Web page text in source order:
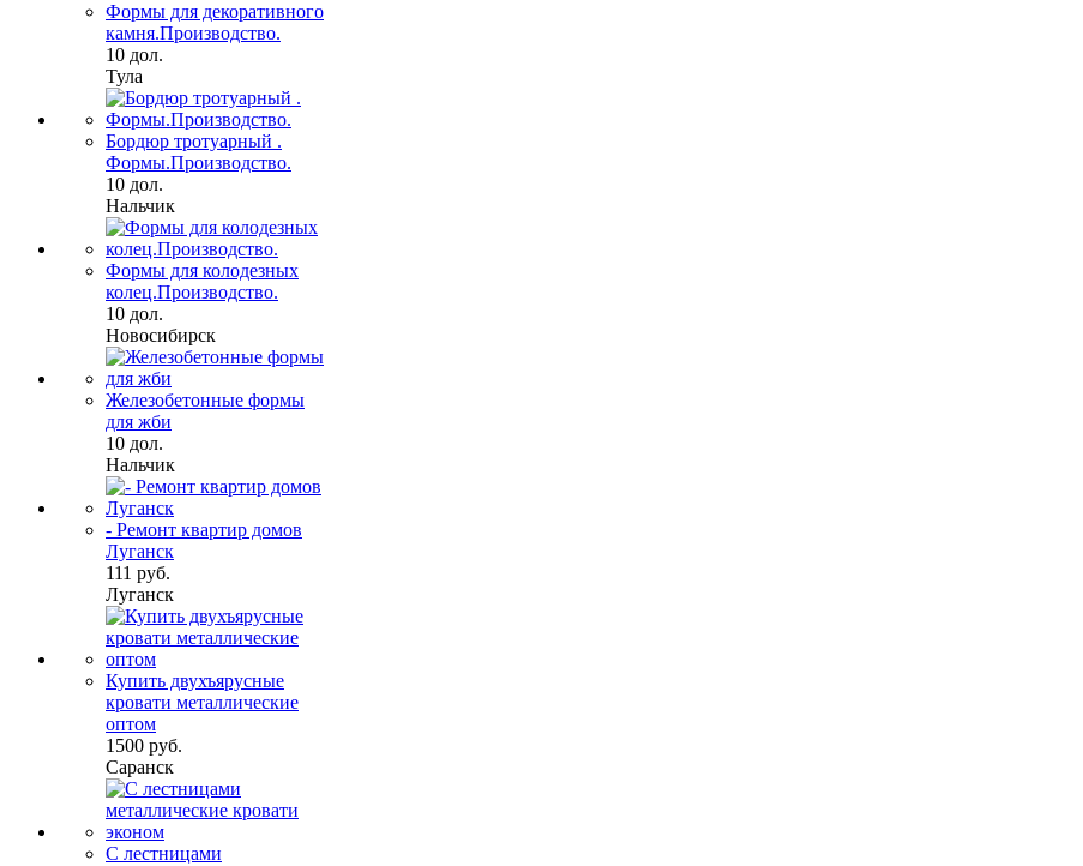
Формы для декоративного
камня.Производство.
10 дол.
Тула
Бордюр тротуарный .
Формы.Производство.
10 дол.
Нальчик
Формы для колодезных
колец.Производство.
10 дол.
Новосибирск
Железобетонные формы
для жби
10 дол.
Нальчик
- Ремонт квартир домов
Луганск
111 руб.
Луганск
Купить двухъярусные
кровати металлические
оптом
1500 руб.
Саранск
С лестницами